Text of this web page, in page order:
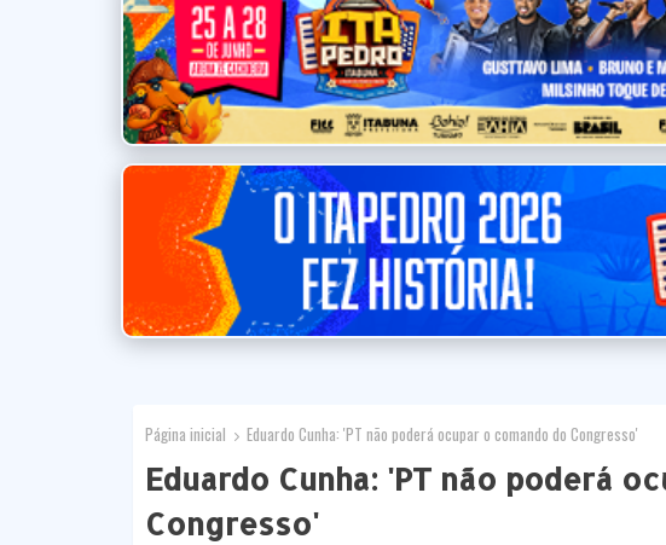
Página inicial Eduardo Cunha: 'PT não poderá ocupar o comando do Congresso'
Eduardo Cunha: 'PT não poderá
Congresso'